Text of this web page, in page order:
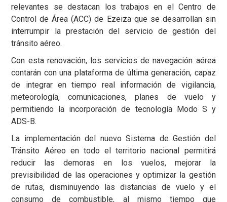
relevantes se destacan los trabajos en el Centro de
Control de Área (ACC) de Ezeiza que se desarrollan sin
interrumpir la prestación del servicio de gestión del
tránsito aéreo.
Con esta renovación, los servicios de navegación aérea
contarán con una plataforma de última generación, capaz
de integrar en tiempo real información de vigilancia,
meteorología, comunicaciones, planes de vuelo y
permitiendo la incorporación de tecnología Modo S y
ADS-B.
La implementación del nuevo Sistema de Gestión del
Tránsito Aéreo en todo el territorio nacional permitirá
reducir las demoras en los vuelos, mejorar la
previsibilidad de las operaciones y optimizar la gestión
de rutas, disminuyendo las distancias de vuelo y el
consumo de combustible, al mismo tiempo que